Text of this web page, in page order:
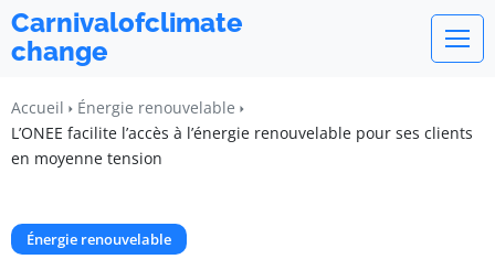
Carnivalofclimate
change
Accueil
Énergie renouvelable
L’ONEE facilite l’accès à l’énergie renouvelable pour ses clients
en moyenne tension
Énergie renouvelable